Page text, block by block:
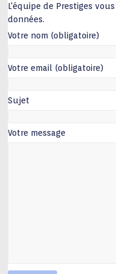
L'équipe de Prestiges
données.
Votre nom (obligatoire)
Votre email (obligatoire)
Sujet
Votre message